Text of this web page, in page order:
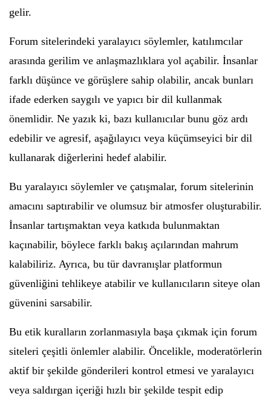
gelir.
Forum sitelerindeki yaralayıcı söylemler, katılımcılar
arasında gerilim ve anlaşmazlıklara yol açabilir. İnsanlar
farklı düşünce ve görüşlere sahip olabilir, ancak bunları
ifade ederken saygılı ve yapıcı bir dil kullanmak
önemlidir. Ne yazık ki, bazı kullanıcılar bunu göz ardı
edebilir ve agresif, aşağılayıcı veya küçümseyici bir dil
kullanarak diğerlerini hedef alabilir.
Bu yaralayıcı söylemler ve çatışmalar, forum sitelerinin
amacını saptırabilir ve olumsuz bir atmosfer oluşturabilir.
İnsanlar tartışmaktan veya katkıda bulunmaktan
kaçınabilir, böylece farklı bakış açılarından mahrum
kalabiliriz. Ayrıca, bu tür davranışlar platformun
güvenliğini tehlikeye atabilir ve kullanıcıların siteye olan
güvenini sarsabilir.
Bu etik kuralların zorlanmasıyla başa çıkmak için forum
siteleri çeşitli önlemler alabilir. Öncelikle, moderatörlerin
aktif bir şekilde gönderileri kontrol etmesi ve yaralayıcı
veya saldırgan içeriği hızlı bir şekilde tespit edip